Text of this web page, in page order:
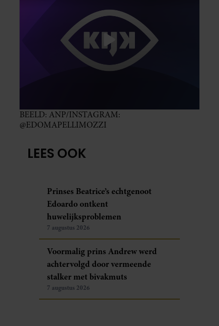
BEELD: ANP/INSTAGRAM:
@EDOMAPELLIMOZZI
LEES OOK
Prinses Beatrice’s echtgenoot
Edoardo ontkent
huwelijksproblemen
7 augustus 2026
Voormalig prins Andrew werd
achtervolgd door vermeende
stalker met bivakmuts
7 augustus 2026